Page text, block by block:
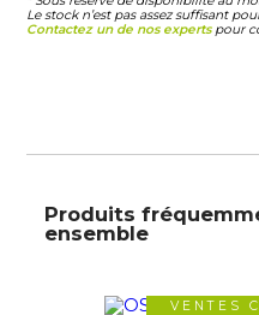
Le stock n’est pas assez suffisant
Contactez un de nos expertspour
Produits
ensemble
VENTES